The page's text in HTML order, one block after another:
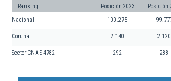
Ranking Posición 2023 Posición
Nacional 100.275
Coruña 2.140 2.120
Sector CNAE 4782 292 288